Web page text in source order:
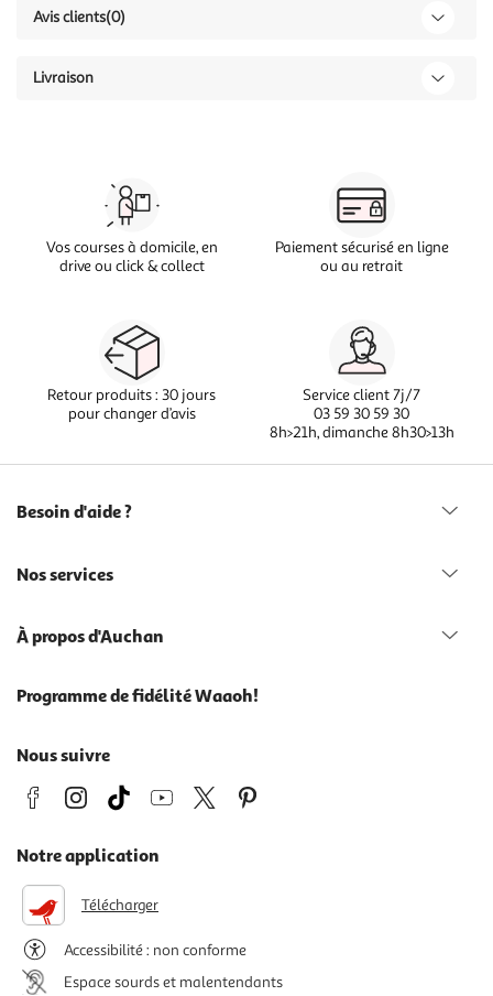
Avis clients(0)
Livraison
Vos courses à domicile, en
drive ou click & collect
Paiement sécurisé en ligne
ou au retrait
Retour produits : 30 jours
pour changer d’avis
Service client 7j/7
03 59 30 59 30
8h>21h, dimanche 8h30>13h
Besoin d'aide ?
Nos services
À propos d'Auchan
Programme de fidélité Waaoh!
Nous suivre
Notre application
Télécharger
Accessibilité : non conforme
Espace sourds et malentendants